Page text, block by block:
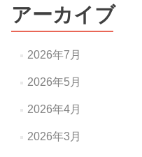
アーカイブ
2026年7月
2026年5月
2026年4月
2026年3月